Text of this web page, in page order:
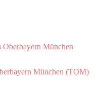
München
München (TOM)